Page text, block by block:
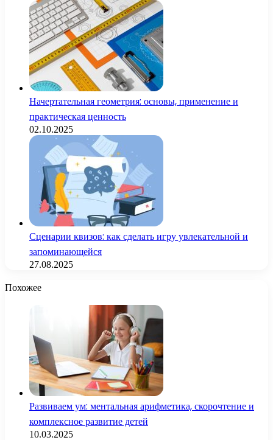
Начертательная геометрия: основы, применение и
практическая ценность
02.10.2025
Сценарии квизов: как сделать игру увлекательной и
запоминающейся
27.08.2025
Похожее
Развиваем ум: ментальная арифметика, скорочтение и
комплексное развитие детей
10.03.2025